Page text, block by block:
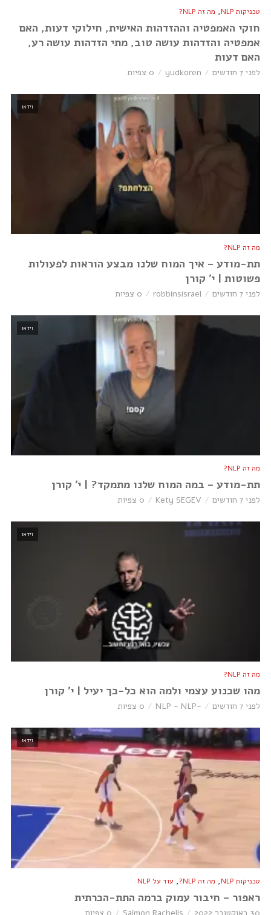
טכניקות NLP , מה זה NLP?
חוקי האמפטיה וההזדהות האישית, חילוקי דעות, האם
אמפטיה והזדהות עושה טוב, מתי הזדהות עושה רע,
האם דעות
לפני 7 חודשים yudkoren 0 צפיות
וידאו
מה זה NLP?
תת-מודע – איך המוח שלנו מבצע הוראות לפעולות
פשוטות | י׳ קורן
לפני 7 חודשים robbinsisrael 0 צפיות
וידאו
מה זה NLP?
תת-מודע – במה המוח שלנו מתמקד? | י׳ קורן
לפני 7 חודשים Kety SEGEV 0 צפיות
וידאו
מה זה NLP?
מהו שכנוע עצמי ולמה הוא כל-כך יעיל | י׳ קורן
לפני 7 חודשים -NLP - NLP 0 צפיות
וידאו
טכניקות NLP , מה זה NLP? , עוד על NLP
ראפור – חיבור עמוק ברמה התת-הכרתית